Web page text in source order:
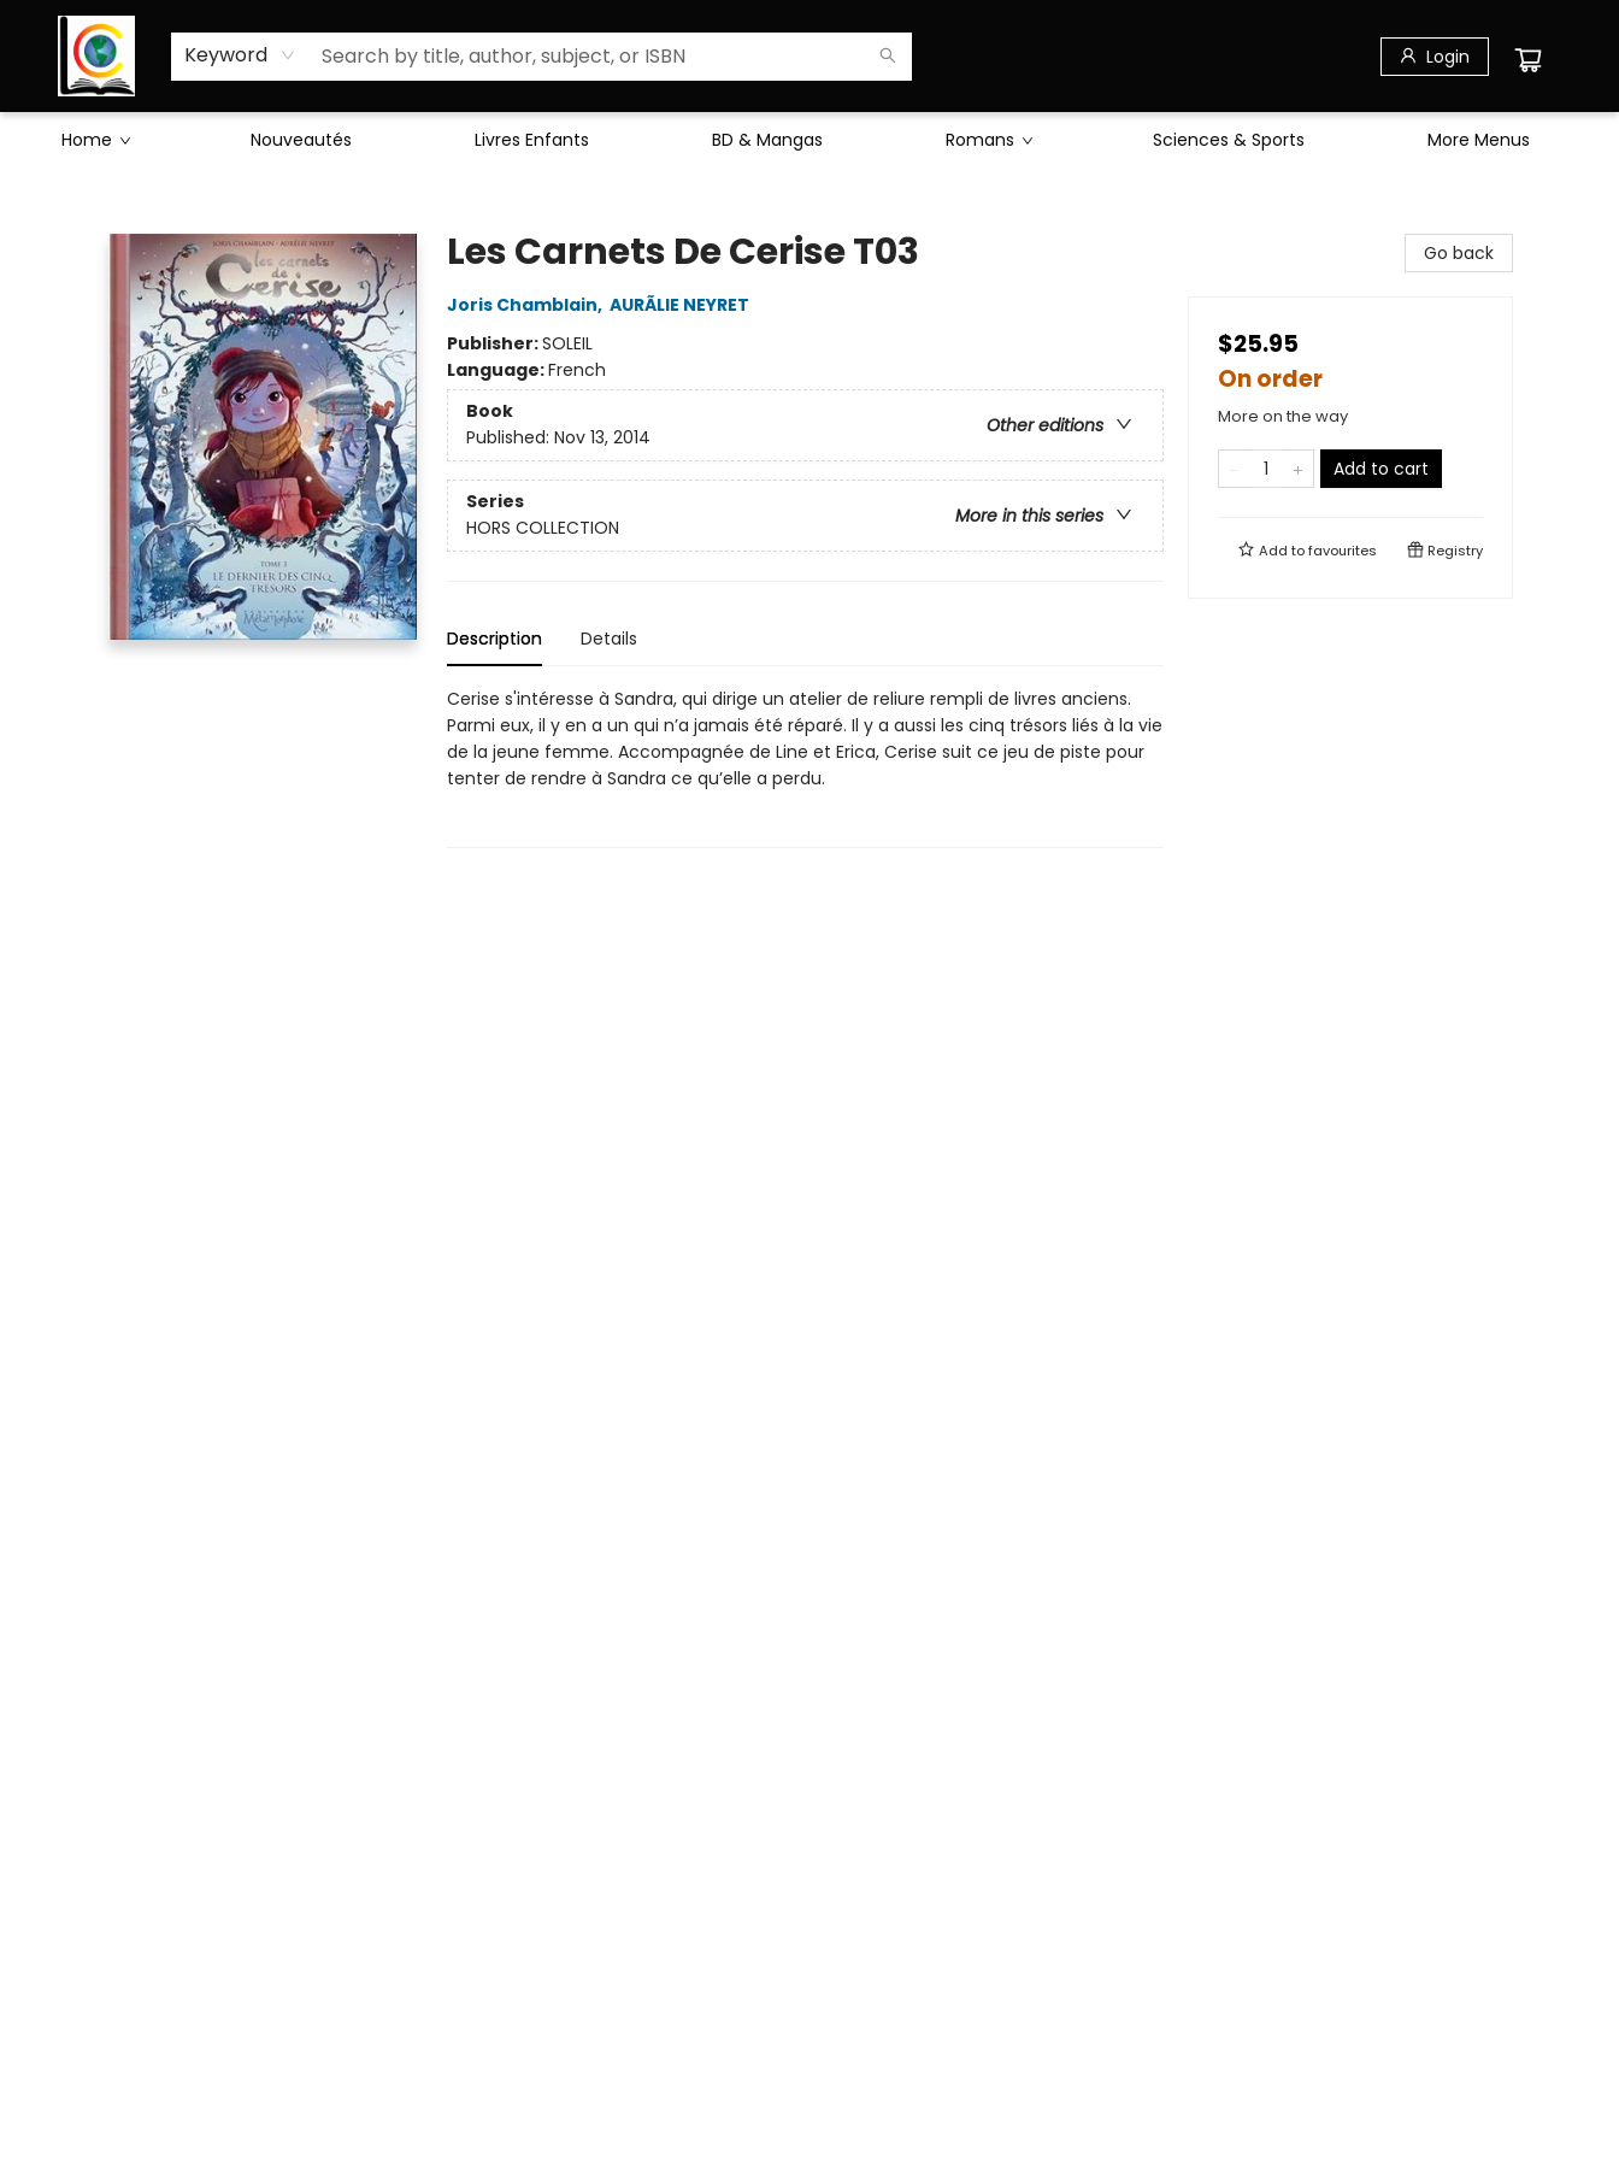
Keyword Login
Home Nouveautés Livres Enfants BD & Mangas Romans Sciences & Sports
Sciences Humaines
Activités & Jeux
Enseignants
Littérature
À Propos de Nous
More Menus
Les Carnets De Cerise T03
Joris Chamblain, AURÃLIE NEYRET
Publisher:SOLEIL
Language:French
Book
Other editions
Published: Nov 13, 2014
Series
More in this series
HORS COLLECTION
Description Details
Cerise s'intéresse à Sandra, qui dirige un atelier de reliure rempli de livres anciens.
Parmi eux, il y en a un qui n’a jamais été réparé. Il y a aussi les cinq trésors liés à la vie
de la jeune femme. Accompagnée de Line et Erica, Cerise suit ce jeu de piste pour
tenter de rendre à Sandra ce qu’elle a perdu.
Go back
$25.95
On order
More on the way
Add to cart
Add tofavourites Registry